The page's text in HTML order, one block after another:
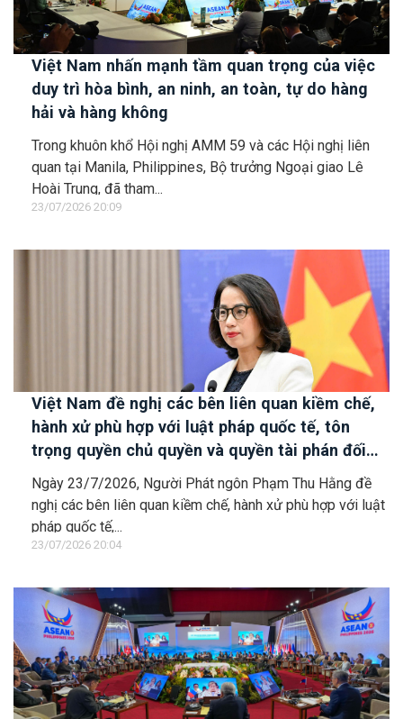
Việt Nam nhấn mạnh tầm quan trọng của việc
duy trì hòa bình, an ninh, an toàn, tự do hàng
hải và hàng không
Trong khuôn khổ Hội nghị AMM 59 và các Hội nghị liên
quan tại Manila, Philippines, Bộ trưởng Ngoại giao Lê
Hoài Trung, đã tham...
23/07/2026 20:09
Việt Nam đề nghị các bên liên quan kiềm chế,
hành xử phù hợp với luật pháp quốc tế, tôn
trọng quyền chủ quyền và quyền tài phán đối
với vùng đặc quyền kinh tế và thềm lục địa của
quốc gia ven biển
Ngày 23/7/2026, Người Phát ngôn Phạm Thu Hằng đề
nghị các bên liên quan kiềm chế, hành xử phù hợp với luật
pháp quốc tế,...
23/07/2026 20:04